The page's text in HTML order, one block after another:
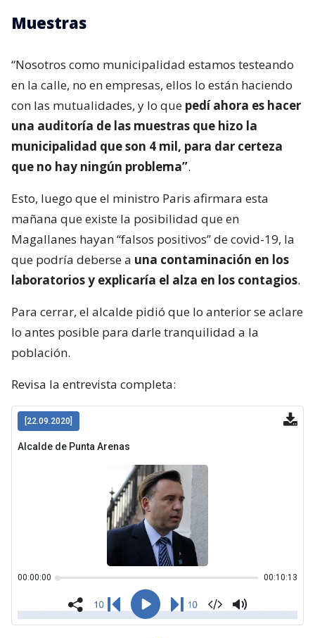
Muestras
“Nosotros como municipalidad estamos testeando
en la calle, no en empresas, ellos lo están haciendo
con las mutualidades, y lo que pedí ahora es hacer
una auditoría de las muestras que hizo la
municipalidad que son 4 mil, para dar certeza
que no hay ningún problema”.
Esto, luego que el ministro Paris afirmara esta
mañana que existe la posibilidad que en
Magallanes hayan “falsos positivos” de covid-19, la
que podría deberse a una contaminación en los
laboratorios y explicaría el alza en los contagios.
Para cerrar, el alcalde pidió que lo anterior se aclare
lo antes posible para darle tranquilidad a la
población.
Revisa la entrevista completa: